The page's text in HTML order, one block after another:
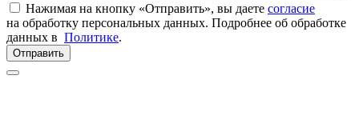
Нажимая на кнопку «Отправить», вы даете согласие
на обработку персональных данных. Подробнее об обработке
данных в Политике.
Отправить